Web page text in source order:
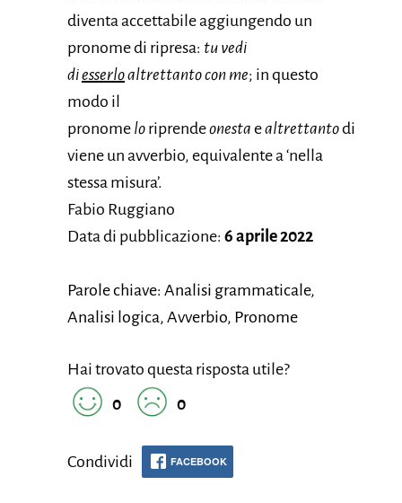
diventa accettabile aggiungendo un
pronome di ripresa: tu vedi
diesserloaltrettanto con me; in questo
modo il
pronome lo riprendeonesta ealtrettantodi
viene un avverbio, equivalente a ‘nella
stessa misura’.
Fabio Ruggiano
Data di pubblicazione: 6 aprile 2022
Parole chiave: Analisi grammaticale,
Analisi logica, Avverbio, Pronome
Hai trovato questa risposta utile?
0
0
Condividi FACEBOOK